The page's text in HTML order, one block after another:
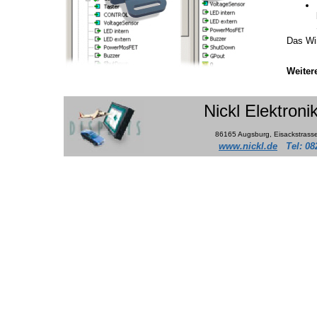
Das
Nickl
86165 Augsburg,
www.nickl.de Tel: